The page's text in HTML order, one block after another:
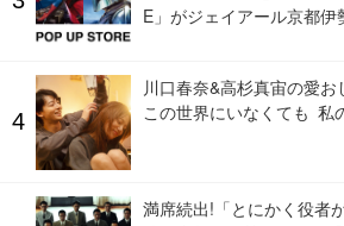
E」がジェイアール京都伊
川口春奈&高杉真宙の愛お
この世界にいなくても 私
満席続出!「とにかく役者